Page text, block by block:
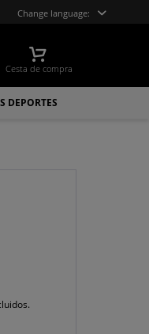
Change language:
Cesta de compra
DEPORTES